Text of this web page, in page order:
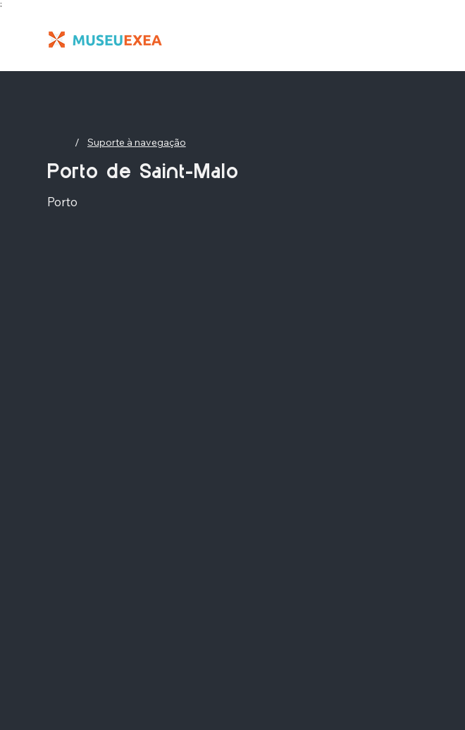
;
/ Suporte à navegação
Porto de Saint-Malo
Porto